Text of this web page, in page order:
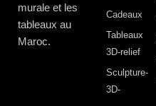
murale et les
tableaux au
Maroc.
Cadeaux
Tableaux
3D-relief
Sculpture-
3D-